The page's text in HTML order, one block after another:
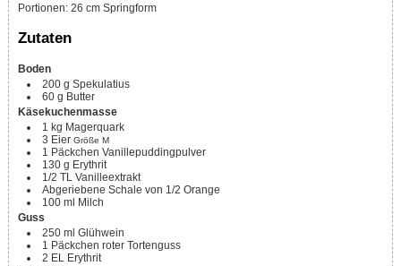
Portionen: 26 cm Springform
Zutaten
Boden
200 g Spekulatius
60 g Butter
Käsekuchenmasse
1 kg Magerquark
3 Eier Größe M
1 Päckchen Vanillepuddingpulver
130 g Erythrit
1/2 TL Vanilleextrakt
Abgeriebene Schale von 1/2 Orange
100 ml Milch
Guss
250 ml Glühwein
1 Päckchen roter Tortenguss
2 EL Erythrit